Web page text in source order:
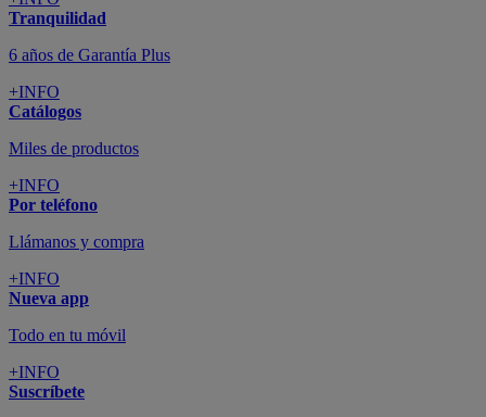
Tranquilidad
6 años de Garantía Plus
+INFO
Catálogos
Miles de productos
+INFO
Por teléfono
Llámanos y compra
+INFO
Nueva app
Todo en tu móvil
+INFO
Suscríbete